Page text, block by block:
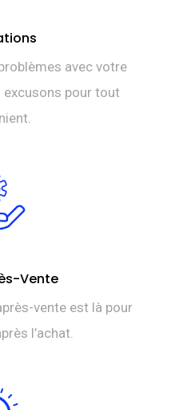
avec votre
pour tout
Vente
vente est là pour
l’achat.